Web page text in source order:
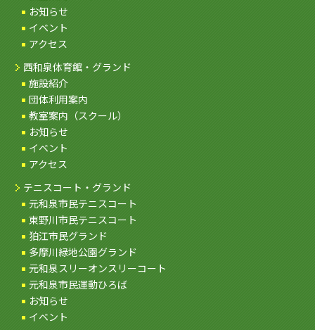
お知らせ
イベント
アクセス
西和泉体育館・グランド
施設紹介
団体利用案内
教室案内（スクール）
お知らせ
イベント
アクセス
テニスコート・グランド
元和泉市民テニスコート
東野川市民テニスコート
狛江市民グランド
多摩川緑地公園グランド
元和泉スリーオンスリーコート
元和泉市民運動ひろば
お知らせ
イベント